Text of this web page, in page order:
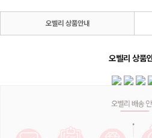
오벨리 상품안내
오벨리 상품